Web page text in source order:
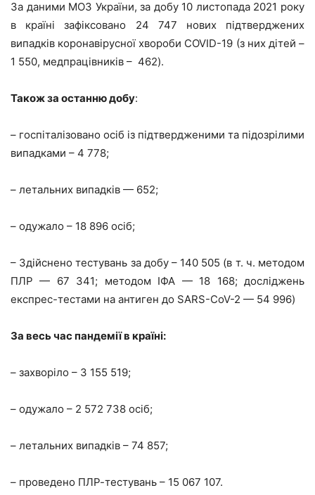
За даними МОЗ України, за добу 10 листопада 2021 року
в країні зафіксовано 24 747 нових підтверджених
випадків коронавірусної хвороби COVID-19 (з них дітей –
1 550, медпрацівників – 462).
Також за останню добу:
– госпіталізовано осіб із підтвердженими та підозрілими
випадками – 4 778;
– летальних випадків — 652;
– одужало – 18 896 осіб;
– Здійснено тестувань за добу – 140 505 (в т. ч. методом
ПЛР — 67 341; методом ІФА — 18 168; досліджень
експрес-тестами на антиген до SARS-CoV-2 — 54 996)
За весь час пандемії в країні:
– захворіло – 3 155 519;
– одужало – 2 572 738 осіб;
– летальних випадків – 74 857;
– проведено ПЛР-тестувань – 15 067 107.